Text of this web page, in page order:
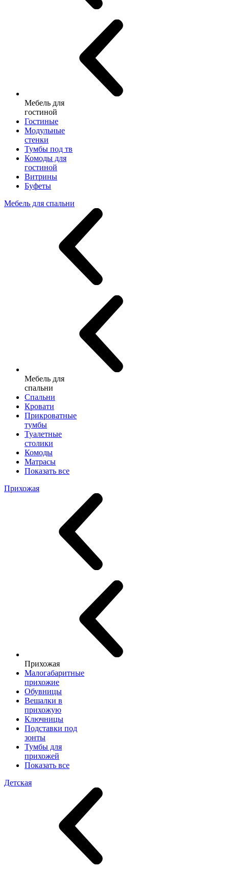
Мебель для
гостиной
Гостиные
Модульные
стенки
Тумбы под тв
Комоды для
гостиной
Витрины
Буфеты
Мебель для спальни
Мебель для
спальни
Спальни
Кровати
Прикроватные
тумбы
Туалетные
столики
Комоды
Матрасы
Показать все
Прихожая
Прихожая
Малогабаритные
прихожие
Обувницы
Вешалки в
прихожую
Ключницы
Подставки под
зонты
Тумбы для
прихожей
Показать все
Детская